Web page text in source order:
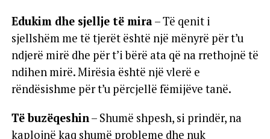
Edukim dhe sjellje të mira– Të qenit i
sjellshëm me të tjerët është një mënyrë për t’u
ndjerë mirë dhe për t’i bërë ata që na rrethojnë të
ndihen mirë. Mirësia është një vlerë e
rëndësishme për t’u përcjellë fëmijëve tanë.
Të buzëqeshin – Shumë shpesh, si prindër, na
kaplojnë kaq shumë probleme dhe nuk